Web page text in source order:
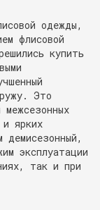
одежды,
флисовой
купить
Это
ярких
демисезонный,
эксплуатации
так и при